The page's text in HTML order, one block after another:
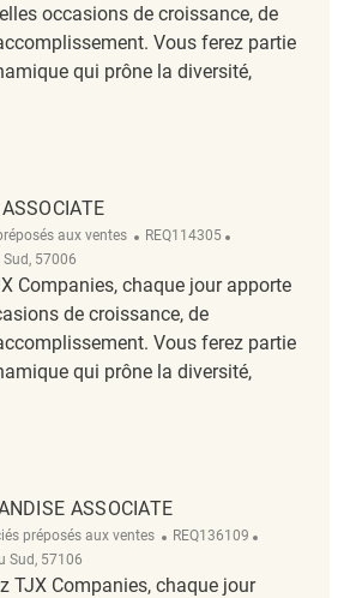
occasions de croissance, de
Vous ferez partie
qui prône la diversité,
Associate REQ141217
aux ventes ReqId
REQ114305
57006
Companies, chaque jour apporte
de croissance, de
Vous ferez partie
qui prône la diversité,
Associate REQ114305
ASSOCIATE
préposés aux ventes ReqId
REQ136109
Sud, 57106
TJX Companies, chaque jour